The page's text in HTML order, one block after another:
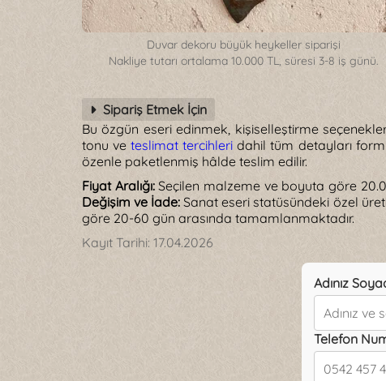
Duvar dekoru büyük heykeller siparişi
Nakliye tutarı ortalama 10.000 TL, süresi 3-8 iş günü.
Sipariş Etmek İçin
Bu özgün eseri edinmek, kişiselleştirme
tonu veteslimat tercihleri dahil tüm detayları form
özenle paketlenmiş hâlde teslim edilir.
Fiyat Aralığı:Seçilen malzeme ve boyuta göre
Değişim ve İade: Sanat eseri statüsündeki özel
göre 20-60 gün arasında tamamlanmaktadır.
Kayıt Tarihi: 17.04.2026
Adınız
Telefon